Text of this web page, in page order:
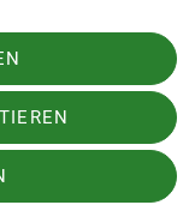
Jeanette